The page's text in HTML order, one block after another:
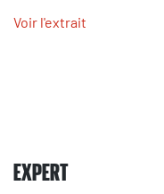
Voir l'extrait
EXPERT